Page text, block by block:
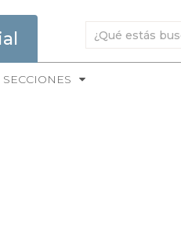
SECCIONES